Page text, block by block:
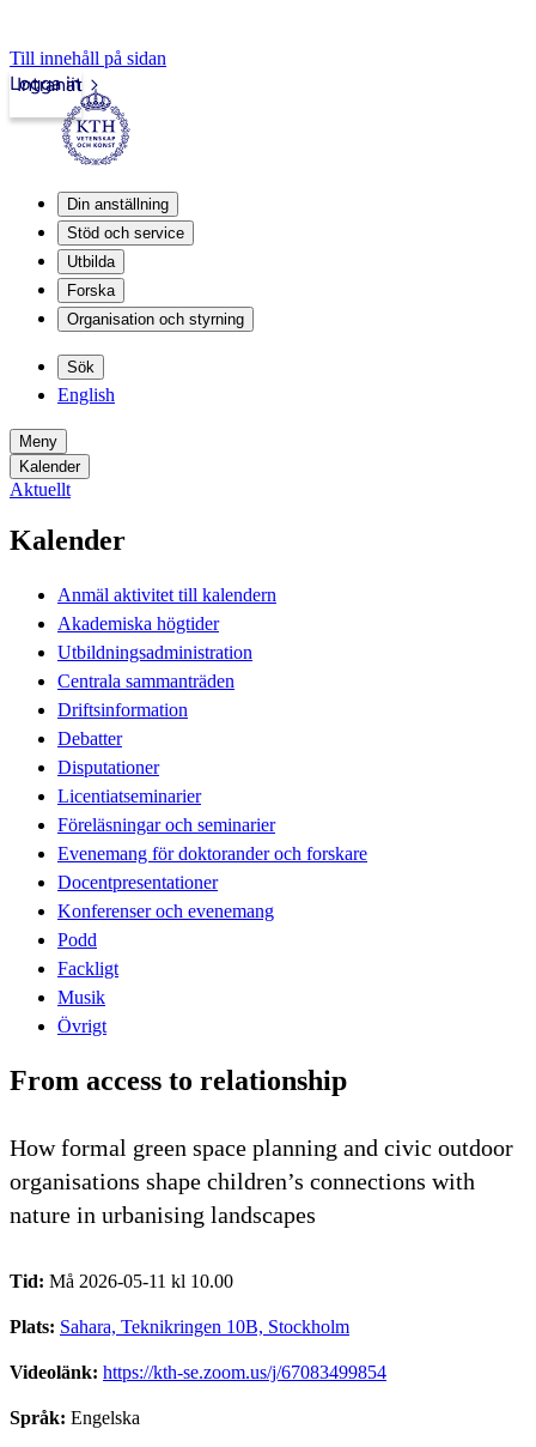
Till innehåll på sidan
Intranät
Logga in
Din anställning
Stöd och service
Utbilda
Forska
Organisation och styrning
Sök
English
Meny
Kalender
Aktuellt
Kalender
Anmäl aktivitet till kalendern
Akademiska högtider
Utbildningsadministration
Centrala sammanträden
Driftsinformation
Debatter
Disputationer
Licentiatseminarier
Föreläsningar och seminarier
Evenemang för doktorander och forskare
Docentpresentationer
Konferenser och evenemang
Podd
Fackligt
Musik
Övrigt
From access to relationship
How formal green space planning and civic outdoor
organisations shape children’s connections with
nature in urbanising landscapes
Tid: Må 2026-05-11 kl 10.00
Plats: Sahara, Teknikringen 10B, Stockholm
Videolänk: https://kth-se.zoom.us/j/67083499854
Språk: Engelska